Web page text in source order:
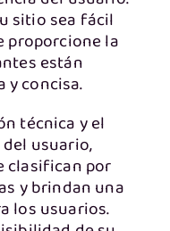
sitio sea fácil
proporcione la
están
y concisa.
técnica y el
usuario,
clasifican por
y brindan una
los usuarios.